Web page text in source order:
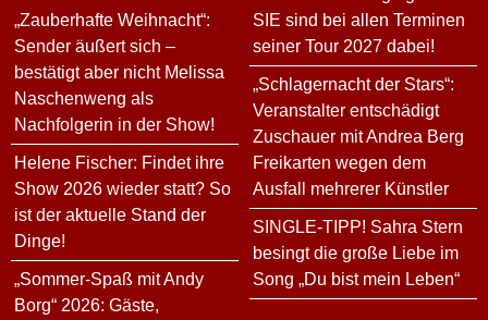
„Zauberhafte Weihnacht“:
Sender äußert sich –
bestätigt aber nicht Melissa
Naschenweng als
Nachfolgerin in der Show!
Helene Fischer: Findet ihre
Show 2026 wieder statt? So
ist der aktuelle Stand der
Dinge!
„Sommer-Spaß mit Andy
Borg“ 2026: Gäste,
SIE sind bei allen Terminen
seiner Tour 2027 dabei!
„Schlagernacht der Stars“:
Veranstalter entschädigt
Zuschauer mit Andrea Berg
Freikarten wegen dem
Ausfall mehrerer Künstler
SINGLE-TIPP! Sahra Stern
besingt die große Liebe im
Song „Du bist mein Leben“